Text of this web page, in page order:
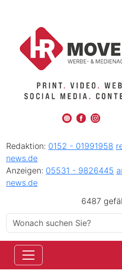
Redaktion: 0152 - 01991958
news.de
Anzeigen: 05531 - 9826445
news.de
6487